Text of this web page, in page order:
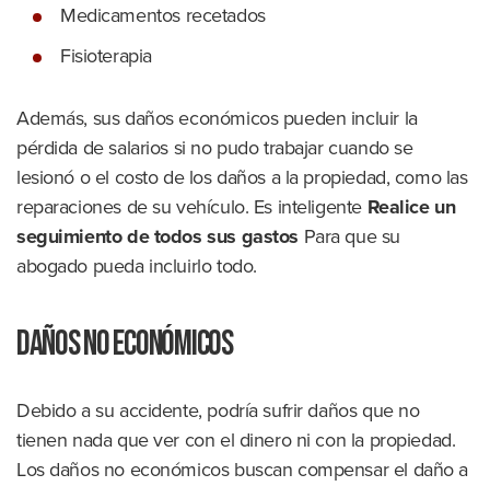
Medicamentos recetados
Fisioterapia
Además, sus daños económicos pueden incluir la
pérdida de salarios si no pudo trabajar cuando se
lesionó o el costo de los daños a la propiedad, como las
reparaciones de su vehículo. Es inteligente Realice un
seguimiento de todos sus gastos Para que su
abogado pueda incluirlo todo.
Daños no económicos
Debido a su accidente, podría sufrir daños que no
tienen nada que ver con el dinero ni con la propiedad.
Los daños no económicos buscan compensar el daño a